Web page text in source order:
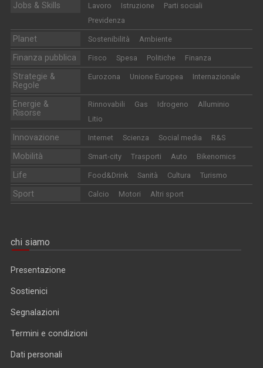
Jobs & Skills Lavoro Istruzione
Parti sociali
Previdenza
Planet Sostenibilità Ambiente
Finanza pubblica Fisco Spesa Politiche Finanza
Strategie &
Regole
Eurozona Unione Europea Internazionale
Energie &
Risorse
Rinnovabili Gas Idrogeno
Alluminio
Litio
Innovazione Internet Scienza Social media R&S
Mobilità Smart-city Trasporti Auto Bikenomics
Life Food&Drink Sanità Cultura Turismo
Sport Calcio Motori Altri sport
chi siamo
Presentazione
Sostienici
Segnalazioni
Termini e condizioni
Dati personali